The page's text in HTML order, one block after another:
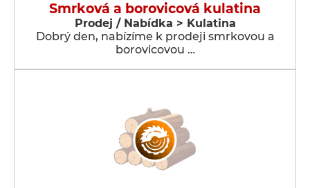
Smrková a borovicová kulatina
Prodej / Nabídka > Kulatina
Dobrý den, nabízíme k prodeji smrkovou a
borovicovou …